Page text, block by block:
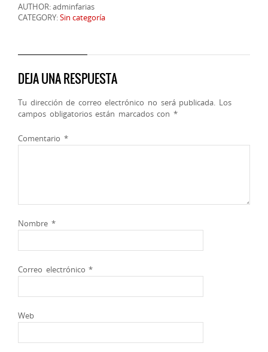
AUTHOR: adminfarias
CATEGORY:Sin categoría
DEJA UNA RESPUESTA
Tu dirección de correo electrónico no será publicada. Los
campos obligatorios están marcados con *
Comentario *
Nombre *
Correo electrónico*
Web